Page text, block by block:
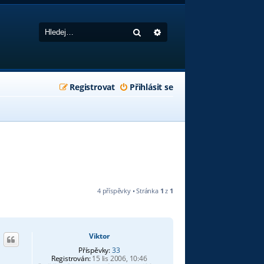
Hledat
Přihlásit se
Registrovat
4 příspěvky • Stránka 1 z 1
Viktor
Příspěvky:33
Registrován:15 lis 2006, 10:46